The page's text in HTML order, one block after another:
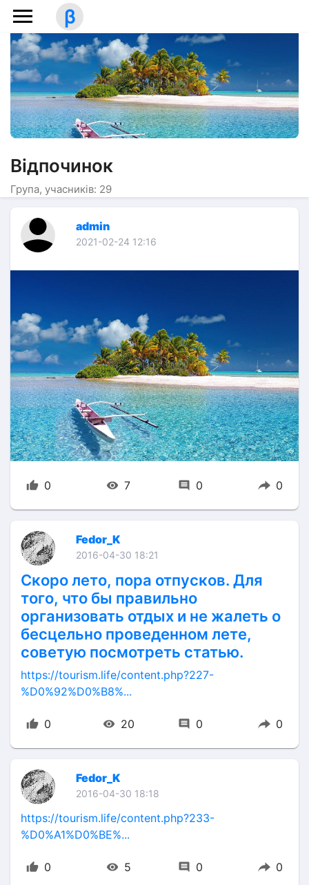
β
Відпочинок
Група, учасників: 29
admin
2021-02-24 12:16
0 7 0 0
Fedor_K
2016-04-30 18:21
Скоро лето, пора отпусков. Для
того, что бы правильно
организовать отдых и не жалеть о
бесцельно проведенном лете,
советую посмотреть статью.
https://tourism.life/content.php?227-
%D0%92%D0%B8%...
0 20 0 0
Fedor_K
2016-04-30 18:18
https://tourism.life/content.php?233-
%D0%A1%D0%BE%...
0 5 0 0